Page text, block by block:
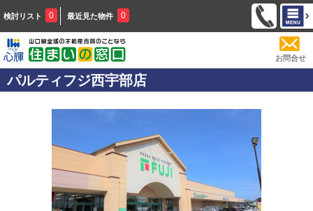
検討リスト 0 最近見た物件 0
お問合せ
パルティフジ西宇部店